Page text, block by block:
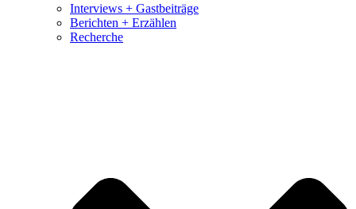
Interviews + Gastbeiträge
Berichten + Erzählen
Recherche